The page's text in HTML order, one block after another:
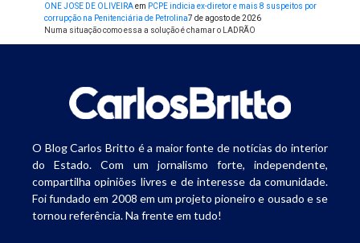
ONE JOSE DE OLIVEIRAem PCPE indicia ex-diretor e mais 8 suspeitos por
corrupção na Penitenciária de Petrolina7 de agosto de 2026
Numa situação como essa a solução é chamar o LADRÃO
O Blog Carlos Britto é a maior fonte de notícias do interior
do Estado. Com um jornalismo forte, independente,
compartilha opiniões livres e de interesse da comunidade.
Foi fundado em 2008 em um projeto pioneiro e ousado e se
tornou referência. Na frente em tudo!